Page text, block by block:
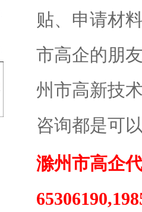
贴、申请材
市高企的朋
州市高新技
咨询都是可
滁州市高企